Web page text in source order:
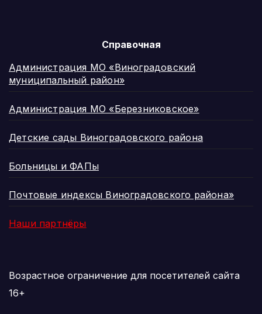
Справочная
Администрация МО «Виноградовский
муниципальный район»
Администрация МО «Березниковское»
Детские сады Виноградовского района
Больницы и ФАПы
Почтовые индексы Виноградовского района»
Наши партнёры
Возрастное ограничение для посетителей сайта
16+